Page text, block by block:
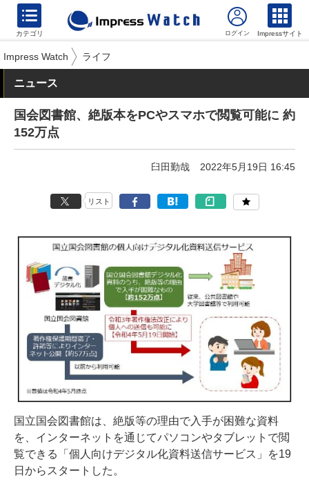
カテゴリ Impressサイト
Impress Watch ライフ
ニュース
国会図書館、絶版本をPCやスマホで閲覧可能に 約
152万点
臼田勤哉 2022年5月19日 16:45
リスト
国立国会図書館は、絶版等の理由で入手が困難な資料
を、インターネットを通じてパソコンやタブレットで閲
覧できる「個人向けデジタル化資料送信サービス」を19
日からスタートした。